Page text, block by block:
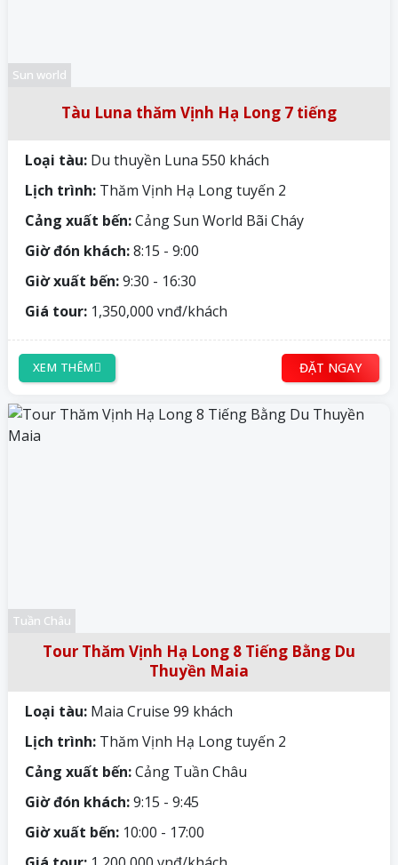
Sun world
Tàu Luna thăm Vịnh Hạ Long 7 tiếng
Loại tàu: Du thuyền Luna 550 khách
Lịch trình: Thăm Vịnh Hạ Long tuyến 2
Cảng xuất bến:Cảng Sun World Bãi Cháy
Giờ đón khách:8:15 - 9:00
Giờ xuất bến:9:30 - 16:30
Giá tour: 1,350,000 vnđ/khách
XEM THÊM ĐẶT NGAY
Tuần Châu
Tour Thăm Vịnh Hạ Long 8 Tiếng Bằng Du
Thuyền Maia
Loại tàu: Maia Cruise 99 khách
Lịch trình: Thăm Vịnh Hạ Long tuyến 2
Cảng xuất bến:Cảng Tuần Châu
Giờ đón khách:9:15 - 9:45
Giờ xuất bến: 10:00 - 17:00